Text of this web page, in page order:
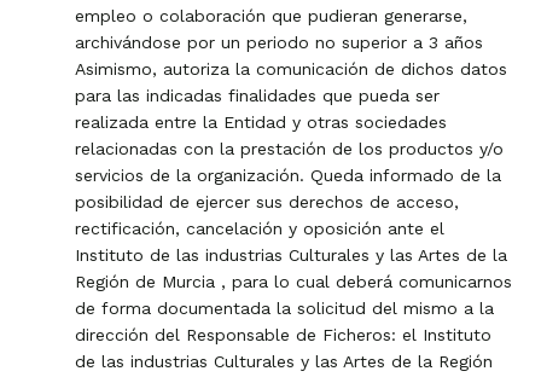
empleo o colaboración que pudieran generarse,
archivándose por un periodo no superior a 3 años
Asimismo, autoriza la comunicación de dichos datos
para las indicadas finalidades que pueda ser
realizada entre la Entidad y otras sociedades
relacionadas con la prestación de los productos y/o
servicios de la organización. Queda informado de la
posibilidad de ejercer sus derechos de acceso,
rectificación, cancelación y oposición ante el
Instituto de las industrias Culturales y las Artes de la
Región de Murcia , para lo cual deberá comunicarnos
de forma documentada la solicitud del mismo a la
dirección del Responsable de Ficheros: el Instituto
de las industrias Culturales y las Artes de la Región